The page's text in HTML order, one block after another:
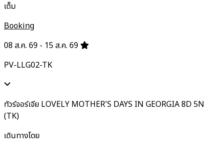
เต็ม
Booking
08 ส.ค. 69 - 15 ส.ค. 69
PV-LLG02-TK
ทัวร์จอร์เจีย LOVELY MOTHER'S DAYS IN GEORGIA 8D 5N
(TK)
เดินทางโดย